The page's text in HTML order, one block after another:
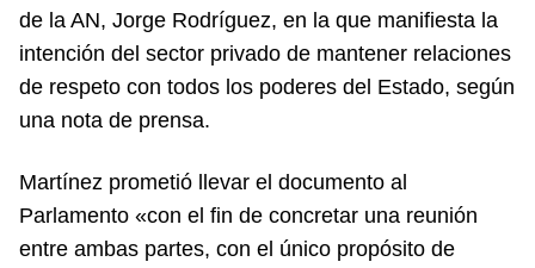
de la AN, Jorge Rodríguez, en la que manifiesta la
intención del sector privado de mantener relaciones
de respeto con todos los poderes del Estado, según
una nota de prensa.
Martínez prometió llevar el documento al
Parlamento «con el fin de concretar una reunión
entre ambas partes, con el único propósito de